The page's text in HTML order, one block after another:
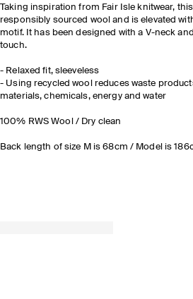
Taking inspiration from Fair Isle knitwear,
responsibly sourced wool and is elevated
motif. It has been designed with a V-neck
touch.
- Relaxed fit, sleeveless
- Using recycled wool reduces waste
materials, chemicals, energy and water
100% RWS Wool / Dry clean
Back length of size M is 68cm / Model is